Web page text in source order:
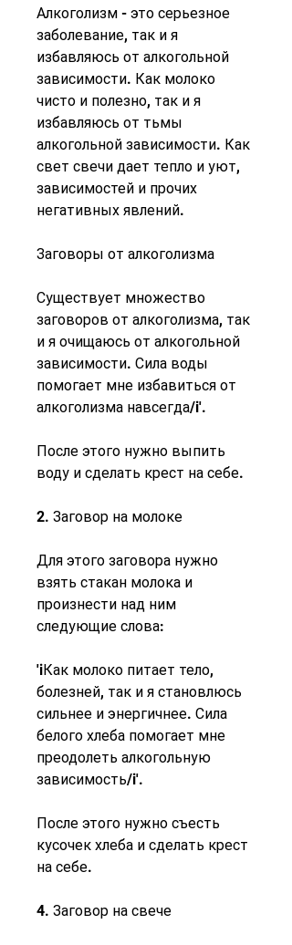
Алкоголизм - это серьезное
заболевание, так и я
избавляюсь от алкогольной
зависимости. Как молоко
чисто и полезно, так и я
избавляюсь от тьмы
алкогольной зависимости. Как
свет свечи дает тепло и уют,
зависимостей и прочих
негативных явлений.
Заговоры от алкоголизма
Существует множество
заговоров от алкоголизма, так
и я очищаюсь от алкогольной
зависимости. Сила воды
помогает мне избавиться от
алкоголизма навсегда/i'.
После этого нужно выпить
воду и сделать крест на себе.
2. Заговор на молоке
Для этого заговора нужно
взять стакан молока и
произнести над ним
следующие слова:
'iКак молоко питает тело,
болезней, так и я становлюсь
сильнее и энергичнее. Сила
белого хлеба помогает мне
преодолеть алкогольную
зависимость/i'.
После этого нужно съесть
кусочек хлеба и сделать крест
на себе.
4. Заговор на свече